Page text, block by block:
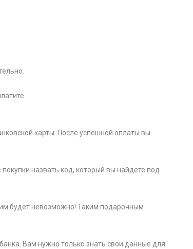
карты. После успешной оплаты вы
назвать код, который вы найдете под
им будет невозможно! Таким подарочным
Вам нужно только знать свои данные для